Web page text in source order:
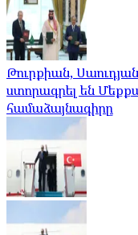
Թուրքիան,
ստորագրել են
համաձայնագիրը